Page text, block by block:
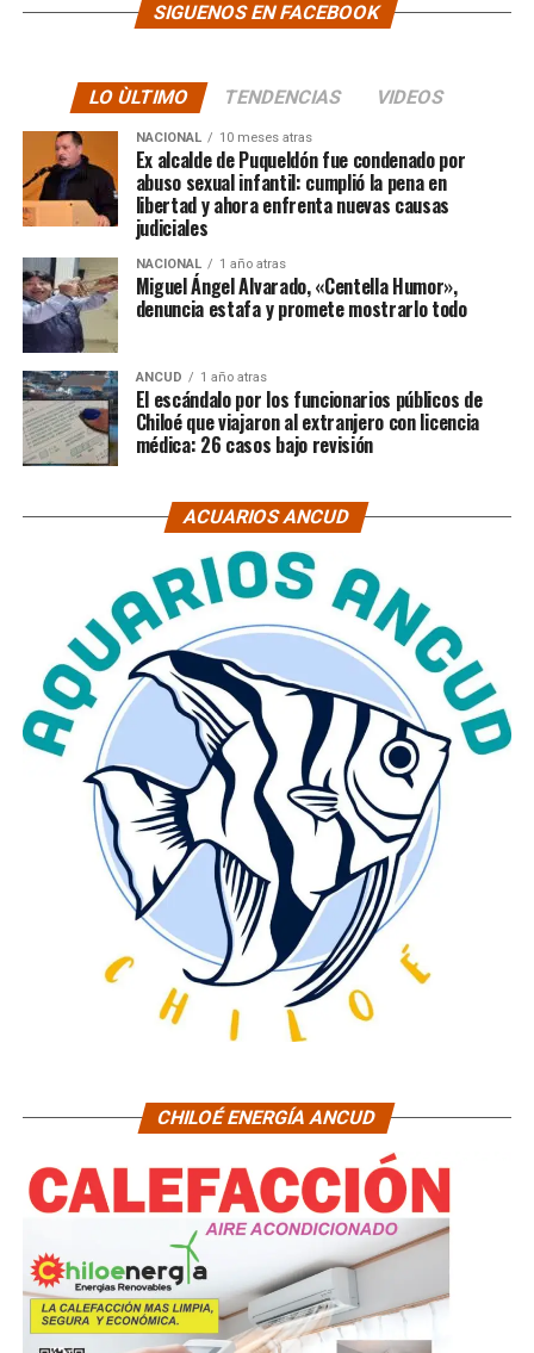
SIGUENOS EN FACEBOOK
LO ÙLTIMO TENDENCIAS VIDEOS
NACIONAL 10 meses atras
Ex alcalde de Puqueldón fue condenado por
abuso sexual infantil: cumplió la pena en
libertad y ahora enfrenta nuevas causas
judiciales
NACIONAL 1 año atras
Miguel Ángel Alvarado, «Centella Humor»,
denuncia estafa y promete mostrarlo todo
ANCUD 1 año atras
El escándalo por los funcionarios públicos de
Chiloé que viajaron al extranjero con licencia
médica: 26 casos bajo revisión
ACUARIOS ANCUD
CHILOÉ ENERGÍA ANCUD